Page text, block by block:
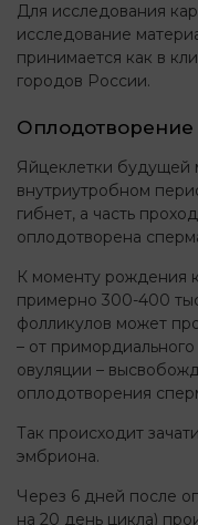
Для исследования
исследование
принимается как в
городов России.
Яйцеклетки будущей
внутриутробном
гибнет, а часть
оплодотворена
К моменту рождения
примерно 300-400
фолликулов может
– от
овуляции –
оплодотворения
Так происходит
эмбриона.
Через 6 дней после
на 20 день цикла)